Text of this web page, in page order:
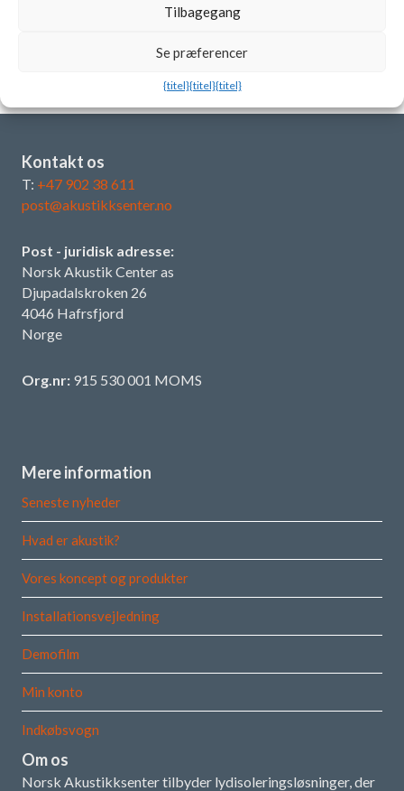
Tilbagegang
Se præferencer
{titel}{titel}{titel}
Bedste praksis: Møde-/AV-lokaler
Kontakt os
T: +47 902 38 611
post@akustikksenter.no
Post - juridisk adresse:
Norsk Akustik Center as
Djupadalskroken 26
4046 Hafrsfjord
Norge
Org.nr: 915 530 001 MOMS
Mere information
Seneste nyheder
Hvad er akustik?
Vores koncept og produkter
Installationsvejledning
Demofilm
Min konto
Indkøbsvogn
Om os
Norsk Akustikksenter tilbyder lydisoleringsløsninger, der